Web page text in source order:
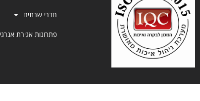
חדרי שרתים
פתרונות אגירת